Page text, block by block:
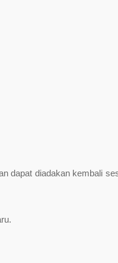
dapat diadakan kembali